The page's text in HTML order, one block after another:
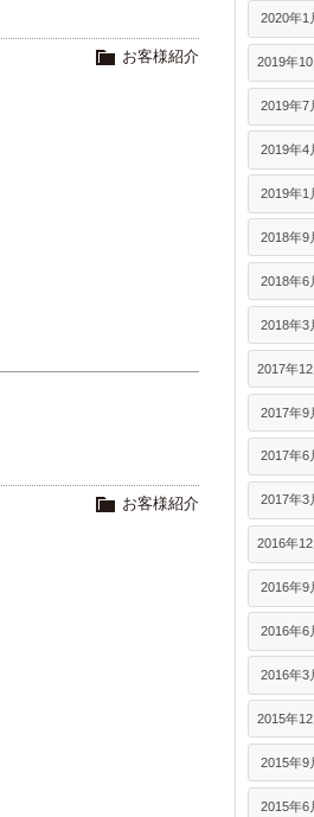
お客様紹介
お客様紹介
2020年1
2019年10
2019年7
2019年4
2019年1
2018年9
2018年6
2018年3
2017年12
2017年9
2017年6
2017年3
2016年12
2016年9
2016年6
2016年3
2015年12
2015年9
2015年6